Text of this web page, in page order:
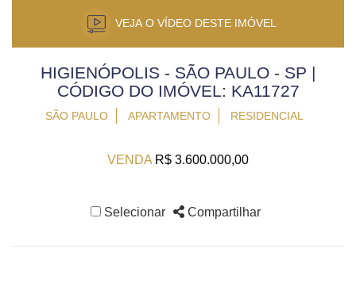
VEJA O VÍDEO DESTE IMÓVEL
HIGIENÓPOLIS - SÃO PAULO - SP |
CÓDIGO DO IMÓVEL: KA11727
SÃO PAULO APARTAMENTO RESIDENCIAL
VENDA R$ 3.600.000,00
Selecionar Compartilhar